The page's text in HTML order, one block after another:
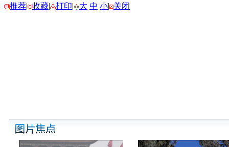
推荐| 收藏| 打印| 大 中 小| 关闭